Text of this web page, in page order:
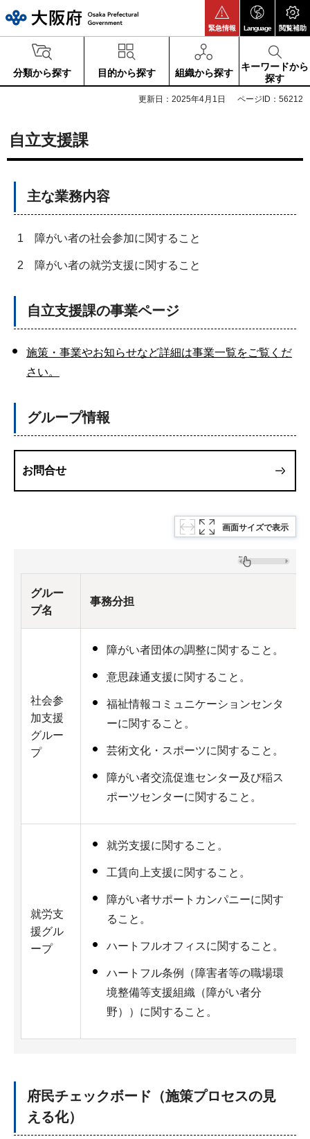
緊急情報 Language 閲覧補助
分類から探す 目的から探す 組織から探す
キーワードから
探す
更新日：2025年4月1日 ページID：56212
自立支援課
主な業務内容
1 障がい者の社会参加に関すること
2 障がい者の就労支援に関すること
自立支援課の事業ページ
施策・事業やお知らせなど詳細は事業一覧をご覧くだ
さい。
グループ情報
お問合せ
画面サイズで表示
グルー
プ名
事務分担
社会参
加支援
グルー
プ
障がい者団体の調整に関すること。
意思疎通支援に関すること。
福祉情報コミュニケーションセンタ
ーに関すること。
芸術文化・スポーツに関すること。
障がい者交流促進センター及び稲ス
ポーツセンターに関すること。
就労支
援グル
ープ
就労支援に関すること。
工賃向上支援に関すること。
障がい者サポートカンパニーに関す
ること。
ハートフルオフィスに関すること。
ハートフル条例（障害者等の職場環
境整備等支援組織（障がい者分
野））に関すること。
府民チェックボード（施策プロセスの見
える化）